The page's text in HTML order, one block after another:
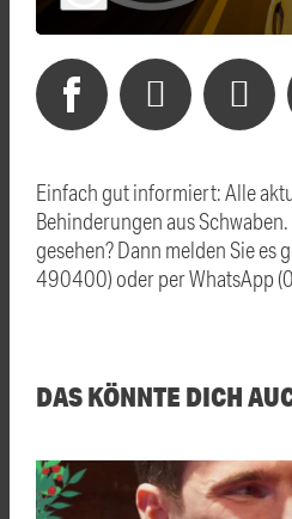
Einfach gut informiert: Alle
Behinderungen aus
gesehen? Dann melden Sie es
490400) oder per WhatsApp
DAS KÖNNTE DICH